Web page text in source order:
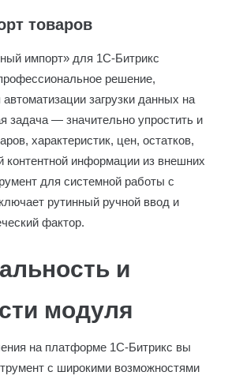
товаров
импорт» для 1С-Битрикс
решение,
загрузки данных на
задача — значительно упростить и
характеристик, цен, остатков,
контентной информации из внешних
для системной работы с
рутинный ручной ввод и
фактор.
и
модуля
на платформе 1С-Битрикс вы
с широкими возможностями